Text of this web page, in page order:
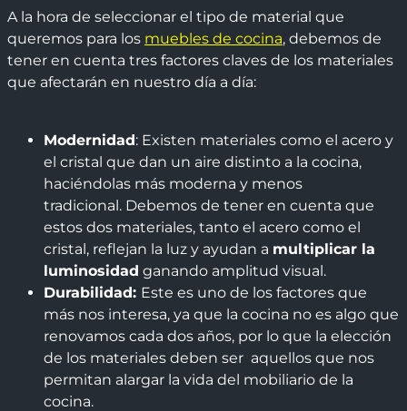
A la hora de seleccionar el tipo de material que
queremos para los muebles de cocina, debemos de
tener en cuenta tres factores claves de los materiales
que afectarán en nuestro día a día:
Modernidad: Existen materiales como el acero y
el cristal que dan un aire distinto a la cocina,
haciéndolas más moderna y menos
tradicional. Debemos de tener en cuenta que
estos dos materiales, tanto el acero como el
cristal, reflejan la luz y ayudan a multiplicar la
luminosidad ganando amplitud visual.
Durabilidad: Este es uno de los factores que
más nos interesa, ya que la cocina no es algo que
renovamos cada dos años, por lo que la elección
de los materiales deben ser aquellos que nos
permitan alargar la vida del mobiliario de la
cocina.